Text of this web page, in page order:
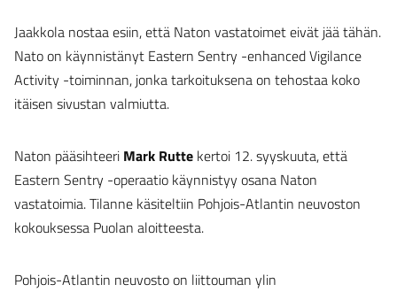
Jaakkola nostaa esiin, että Naton vastatoimet eivät jää tähän.
Nato on käynnistänyt Eastern Sentry -enhanced Vigilance
Activity -toiminnan, jonka tarkoituksena on tehostaa koko
itäisen sivustan valmiutta.
Naton pääsihteeri Mark Rutte kertoi 12. syyskuuta, että
Eastern Sentry -operaatio käynnistyy osana Naton
vastatoimia. Tilanne käsiteltiin Pohjois-Atlantin neuvoston
kokouksessa Puolan aloitteesta.
Pohjois-Atlantin neuvosto on liittouman ylin